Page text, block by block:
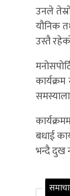
उनले
यौनिक
उस्तै
बधाई
भन्दै दुख